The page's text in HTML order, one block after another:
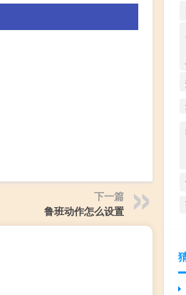
下一篇
鲁班动作怎么设置